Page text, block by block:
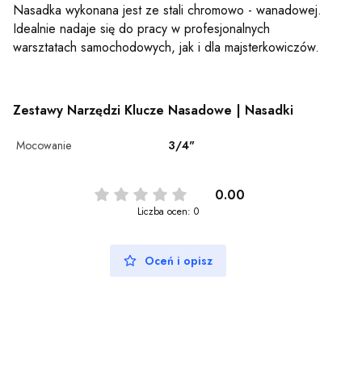
Nasadka wykonana jest ze stali chromowo - wanadowej.
Idealnie nadaje się do pracy w profesjonalnych
warsztatach samochodowych, jak i dla majsterkowiczów.
Zestawy Narzędzi Klucze Nasadowe | Nasadki
Mocowanie 3/4"
0.00
Liczba ocen: 0
Oceń i opisz